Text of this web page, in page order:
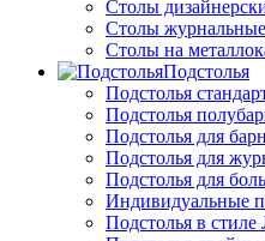
Столы
Столы журнальные
Столы на
Подстолья
Подстолья
Подстолья
Подстолья для
Подстолья для
Подстолья для
Индивидуальные
Подстолья в стиле